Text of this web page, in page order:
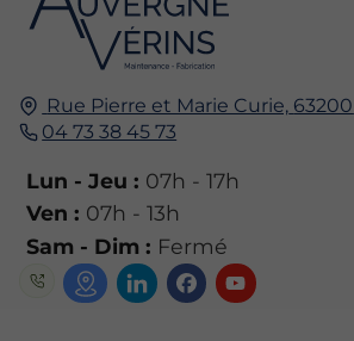
Rue Pierre et Marie Curie, 63200
04 73 38 45 73
Lun - Jeu : 07h - 17h
Ven : 07h - 13h
Sam - Dim : Fermé